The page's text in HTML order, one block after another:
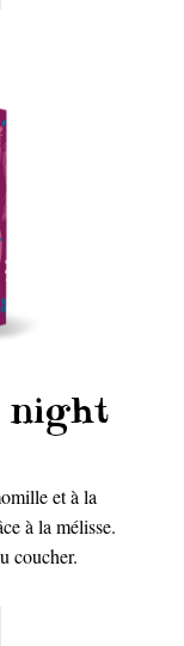
night
et à la
à la mélisse.
coucher.